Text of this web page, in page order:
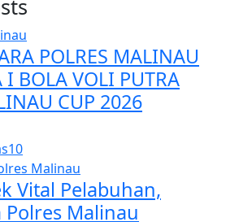
POLRES MALINAU
I BOLA VOLI PUTRA
CUP 2026
Malinau
Vital Pelabuhan,
Polres Malinau